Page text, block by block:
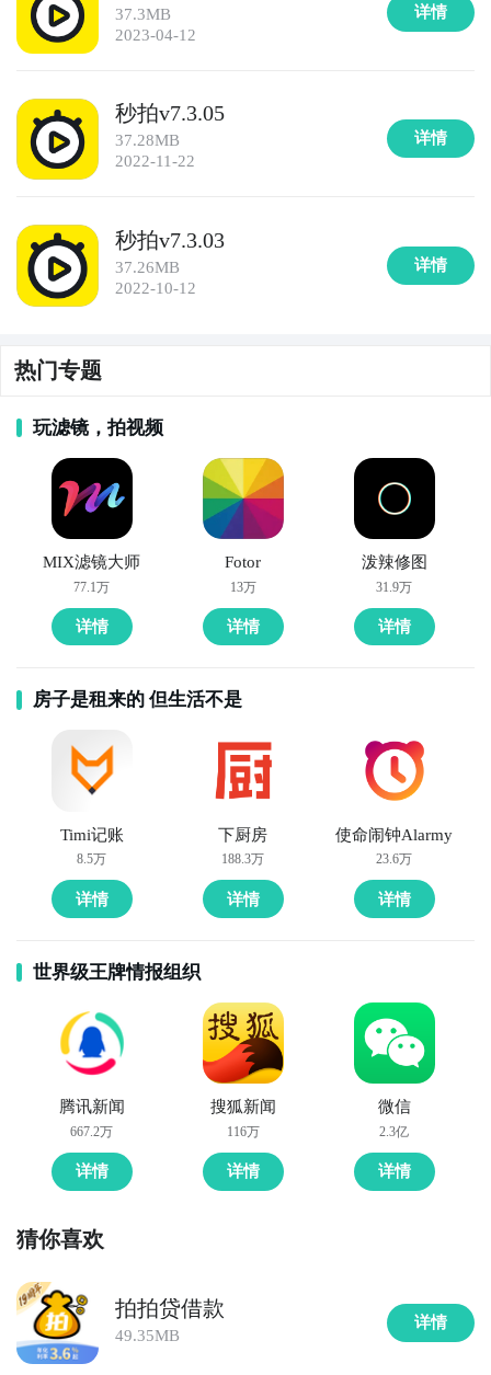
37.3MB
2023-04-12
详情
秒拍v7.3.05
37.28MB
2022-11-22
详情
秒拍v7.3.03
37.26MB
2022-10-12
详情
热门专题
玩滤镜，拍视频
MIX滤镜大师
77.1万
详情
Fotor
13万
详情
泼辣修图
31.9万
详情
房子是租来的 但生活不是
Timi记账
8.5万
详情
下厨房
188.3万
详情
使命闹钟Alarmy
23.6万
详情
世界级王牌情报组织
腾讯新闻
667.2万
详情
搜狐新闻
116万
详情
微信
2.3亿
详情
猜你喜欢
拍拍贷借款
49.35MB
详情